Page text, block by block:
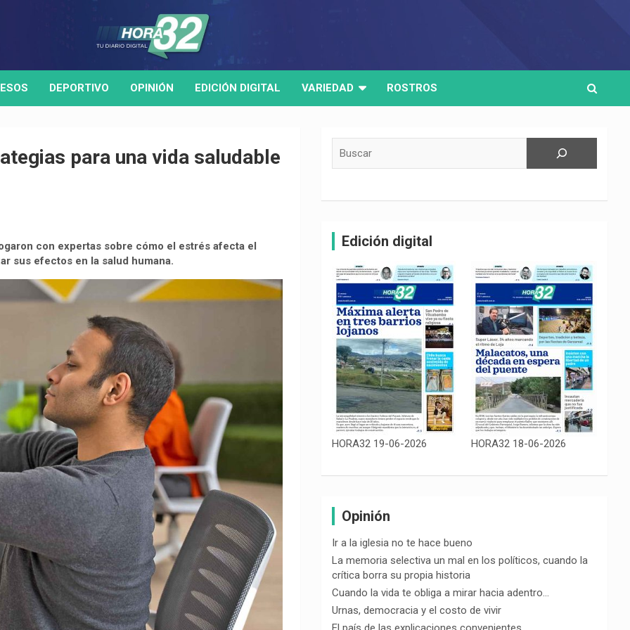
DEPORTIVO OPINIÓN EDICIÓN DIGITAL VARIEDAD ROSTROS
para una vida saludable
con expertas sobre cómo el estrés afecta el
sus efectos en la salud humana.
Edición digital
HORA32 19-06-2026 HORA32 18-06-2026
Opinión
Ir a la iglesia no te hace bueno
La memoria selectiva un mal en los políticos, cuando la
crítica borra su propia historia
Cuando la vida te obliga a mirar hacia adentro…
Urnas, democracia y el costo de vivir